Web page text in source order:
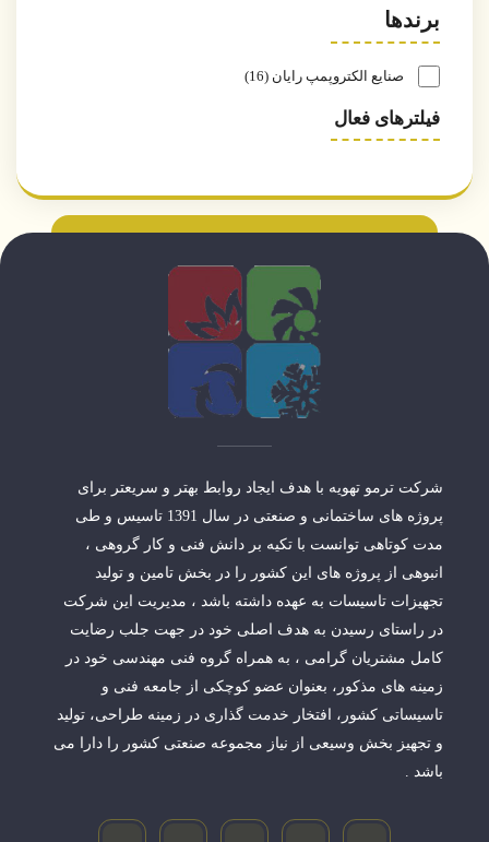
برندها
صنایع الکتروپمپ رایان 16
فیلترهای فعال
شرکت ترمو تهویه با هدف ایجاد روابط بهتر و سریعتر برای
پروژه های ساختمانی و صنعتی در سال 1391 تاسیس و طی
مدت کوتاهی توانست با تکیه بر دانش فنی و کار گروهی ،
انبوهی از پروژه های این کشور را در بخش تامین و تولید
تجهیزات تاسیسات به عهده داشته باشد ، مدیریت این شرکت
در راستای رسیدن به هدف اصلی خود در جهت جلب رضایت
کامل مشتریان گرامی ، به همراه گروه فنی مهندسی خود در
زمینه های مذکور، بعنوان عضو کوچکی از جامعه فنی و
تاسیساتی کشور، افتخار خدمت گذاری در زمینه طراحی، تولید
و تجهیز بخش وسیعی از نیاز مجموعه صنعتی کشور را دارا می
باشد .